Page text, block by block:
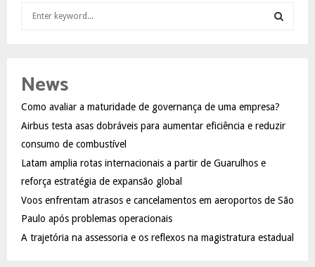
h
o
r
:
A
R
News
Como avaliar a maturidade de governança de uma empresa?
Airbus testa asas dobráveis para aumentar eficiência e reduzir
consumo de combustível
Latam amplia rotas internacionais a partir de Guarulhos e
reforça estratégia de expansão global
Voos enfrentam atrasos e cancelamentos em aeroportos de São
Paulo após problemas operacionais
A trajetória na assessoria e os reflexos na magistratura estadual